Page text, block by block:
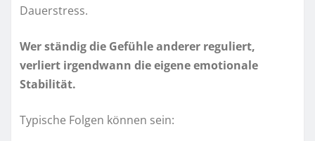
Dauerstress.
Wer ständig die Gefühle anderer reguliert,
verliert irgendwann die eigene emotionale
Stabilität.
Typische Folgen können sein: